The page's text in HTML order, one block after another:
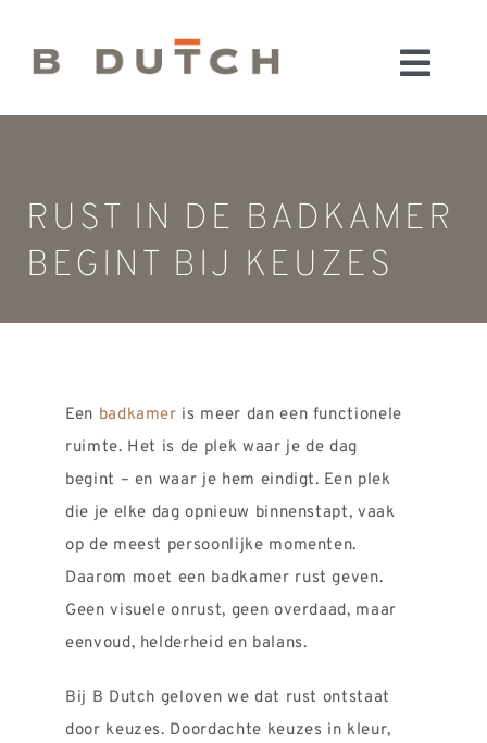
inhoud
HOME
KEUKENS
MATERIALEN
OUTLET
REVIEWS
INFO
CONTACT
RUST IN DE BADKAMER
BEGINT BIJ KEUZES
Een badkamer is meer dan een functionele
ruimte. Het is de plek waar je de dag
begint – en waar je hem eindigt. Een plek
die je elke dag opnieuw binnenstapt, vaak
op de meest persoonlijke momenten.
Daarom moet een badkamer rust geven.
Geen visuele onrust, geen overdaad, maar
eenvoud, helderheid en balans.
Bij B Dutch geloven we dat rust ontstaat
door keuzes. Doordachte keuzes in kleur,